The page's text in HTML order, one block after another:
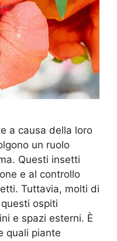
a causa della loro
un ruolo
Questi insetti
e al controllo
Tuttavia, molti di
ospiti
e spazi esterni. È
quali piante